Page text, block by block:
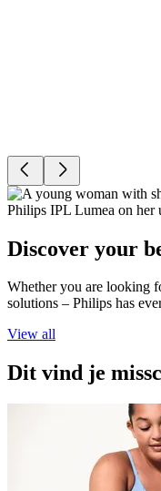
Discover your
Whether you are looking
solutions – Philips has
View all
Dit vind je